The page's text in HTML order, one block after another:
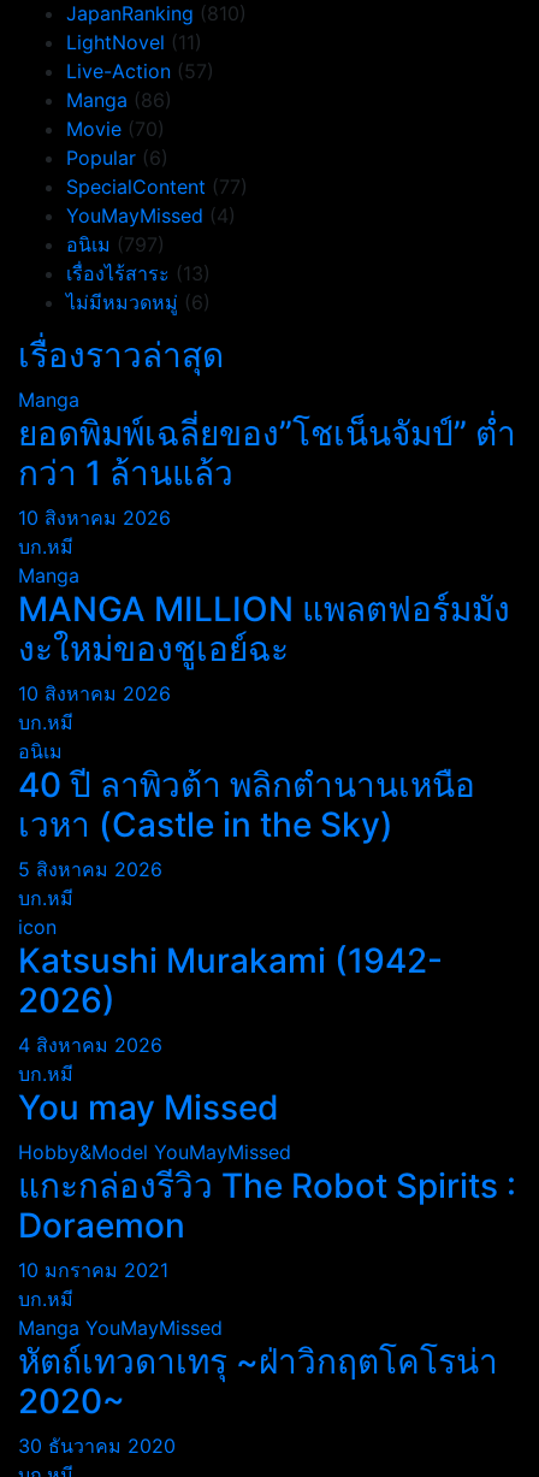
JapanRanking (810)
LightNovel (11)
Live-Action (57)
Manga (86)
Movie (70)
Popular (6)
SpecialContent (77)
YouMayMissed (4)
อนิเม (797)
เรื่องไร้สาระ (13)
ไม่มีหมวดหมู่ (6)
เรื่องราวล่าสุด
Manga
ยอดพิมพ์เฉลี่ยของ”โชเน็นจัมป์” ต่ำ
กว่า 1 ล้านแล้ว
10 สิงหาคม 2026
บก.หมี
Manga
MANGA MILLION แพลตฟอร์มมัง
งะใหม่ของชูเอย์ฉะ
10 สิงหาคม 2026
บก.หมี
อนิเม
40 ปี ลาพิวต้า พลิกตำนานเหนือ
เวหา (Castle in the Sky)
5 สิงหาคม 2026
บก.หมี
icon
Katsushi Murakami (1942-
2026)
4 สิงหาคม 2026
บก.หมี
You may Missed
Hobby&Model YouMayMissed
แกะกล่องรีวิว The Robot Spirits :
Doraemon
10 มกราคม 2021
บก.หมี
Manga YouMayMissed
หัตถ์เทวดาเทรุ ~ฝ่าวิกฤตโคโรน่า
2020~
30 ธันวาคม 2020